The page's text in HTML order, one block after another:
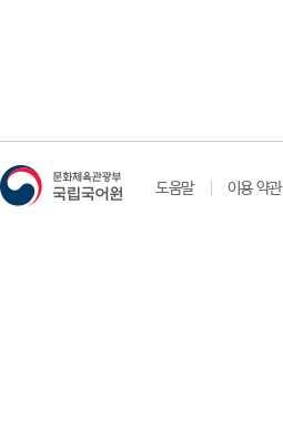
도움말 이용 약관